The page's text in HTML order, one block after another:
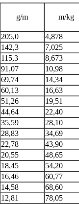
g/m m/kg
205,0
4,878
142,3
7,025
115,3
8,673
91,07
10,98
69,74
14,34
60,13
16,63
51,26
19,51
44,64
22,40
35,59
28,10
28,83
34,69
22,78
43,90
20,55
48,65
18,45
54,20
16,46
60,77
14,58
68,60
12,81
78,05